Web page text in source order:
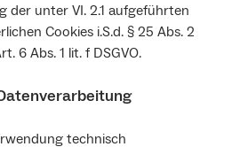
der unter VI. 2.1 aufgeführten
Cookies i.S.d. § 25 Abs. 2
6 Abs. 1 lit. f DSGVO.
technisch